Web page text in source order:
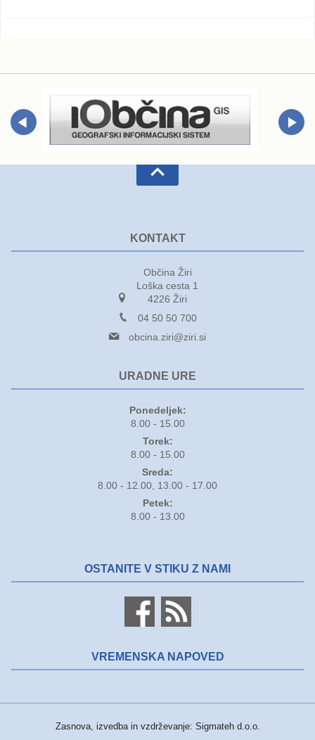
KONTAKT
Občina Žiri
Loška cesta 1
4226 Žiri
04 50 50 700
obcina.ziri@ziri.si
URADNE URE
Ponedeljek:
8.00 - 15.00
Torek:
8.00 - 15.00
Sreda:
8.00 - 12.00, 13.00 - 17.00
Petek:
8.00 - 13.00
OSTANITE V STIKU Z NAMI
VREMENSKA NAPOVED
Zasnova, izvedba in vzdrževanje: Sigmateh d.o.o.